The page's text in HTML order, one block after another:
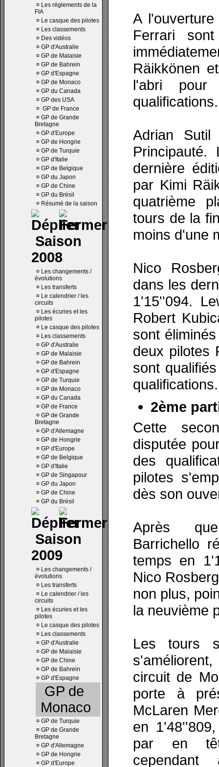
¤ Les réglements de la
FIA
¤ Le casque des pilotes
¤ Les classements
¤ Des vidéos
¤ GP d'Australie
¤ GP de Malaisie
¤ GP de Bahrein
¤ GP d'Espagne
¤ GP de Monaco
¤ GP du Canada
¤ GP des USA
¤ GP de France
¤ GP de Grande
Bretagne
¤ GP d'Europe
¤ GP de Hongrie
¤ GP de Turquie
¤ GP d'Italie
¤ GP de Belgique
¤ GP du Japon
¤ GP de Chine
¤ GP du Brésil
¤ Résumé de la saison
Saison
2008
¤ Les changements /
évolutions
¤ Les transferts
¤ Le calendrier / les
circuits
¤ Les écuries et les
pilotes
¤ Le casque des pilotes
¤ Les classements
¤ GP d'Australie
¤ GP de Malaisie
¤ GP de Bahrein
¤ GP d'Espagne
¤ GP de Turquie
¤ GP de Monaco
¤ GP du Canada
¤ GP de France
¤ GP de Grande
Bretagne
¤ GP d'Allemagne
¤ GP de Hongrie
¤ GP d'Europe
¤ GP de Belgique
¤ GP d'Italie
¤ GP de Singapour
¤ GP du Japon
¤ GP de Chine
¤ GP du Brésil
Saison
2009
¤ Les changements /
évolutions
¤ Les transferts
¤ Le calendrier / les
circuits
¤ Les écuries et les
pilotes
¤ Le casque des pilotes
¤ Les classements
¤ GP d'Australie
¤ GP de Malaisie
¤ GP de Chine
¤ GP de Bahrein
¤ GP d'Espagne
GP de
Monaco
¤ GP de Turquie
¤ GP de Grande
Bretagne
¤ GP d'Allemagne
¤ GP de Hongrie
¤ GP d'Europe
A
Ferrari
Räikkönen
l'abri pour
qualifications.
Adrian
dernière
par Kimi
quatrième
tours de la
moins d'une
Nico
dans les
1'15''094.
Robert
sont
deux pilotes
sont
qualifications.
2ème
Cette
disputée
des
pilotes
dès son
Après
Barrichello
temps en
Nico
non plus,
la neuvième
Les tours
circuit de
porte à
McLaren
en
par en